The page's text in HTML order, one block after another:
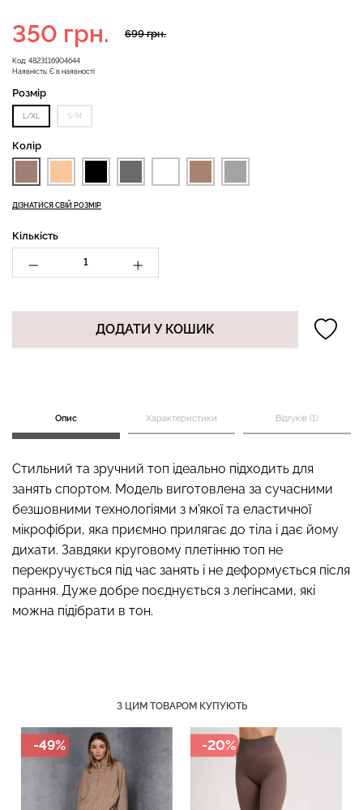
Код: 4823116904644
Наявність: Є в наявності
699 грн.
350 грн.
Розмір
L/XL S/M
Колір
ДІЗНАТИСЯ СВІЙ РОЗМІР
Кількість
ДОДАТИ У КОШИК
Опис Характеристики Відгуків (1)
Стильний та зручний топ ідеально підходить для
занять спортом. Модель виготовлена ​​за сучасними
безшовними технологіями з м'якої та еластичної
мікрофібри, яка приємно прилягає до тіла і дає йому
дихати. Завдяки круговому плетінню топ не
перекручується під час занять і не деформується після
прання. Дуже добре поєднується з легінсами, які
можна підібрати в тон.
З ЦИМ ТОВАРОМ КУПУЮТЬ
-49% -20%
BRIEFS (чорний) Giulia
SHAPEWEAR nude
(бежевий) Giulia
230 грн.329 грн.
299 грн.499 грн.